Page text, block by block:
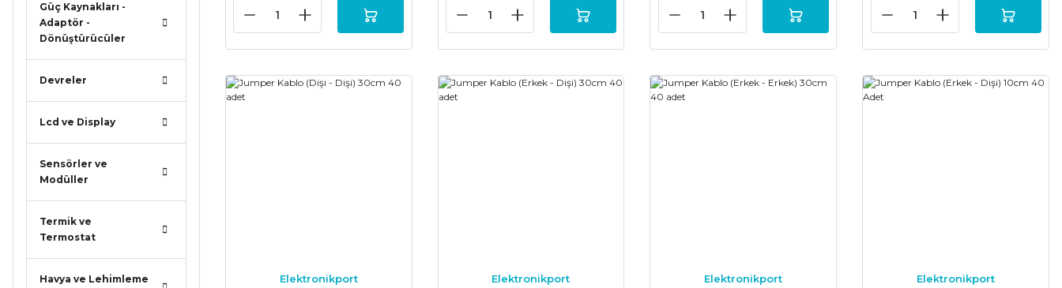
Güç Kaynakları -
Adaptör -
Dönüştürücüler
Devreler
Lcd ve Display
Sensörler ve
Modüller
Termik ve
Termostat
Havya ve Lehimleme
Elektronikport
Elektronikport
Elektronikport
Elektronikport